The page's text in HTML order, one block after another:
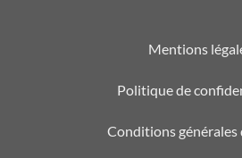
Mentions
Politique de
Conditions générales